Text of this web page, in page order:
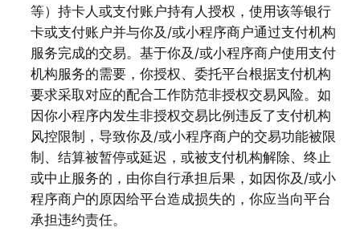
等）持卡人或支付账户持有人授权，使用该等银行
卡或支付账户并与你及/或小程序商户通过支付机构
服务完成的交易。基于你及/或小程序商户使用支付
机构服务的需要，你授权、委托平台根据支付机构
要求采取对应的配合工作防范非授权交易风险。如
因你小程序内发生非授权交易比例违反了支付机构
风控限制，导致你及/或小程序商户的交易功能被限
制、结算被暂停或延迟，或被支付机构解除、终止
或中止服务的，由你自行承担后果，如因你及/或小
程序商户的原因给平台造成损失的，你应当向平台
承担违约责任。